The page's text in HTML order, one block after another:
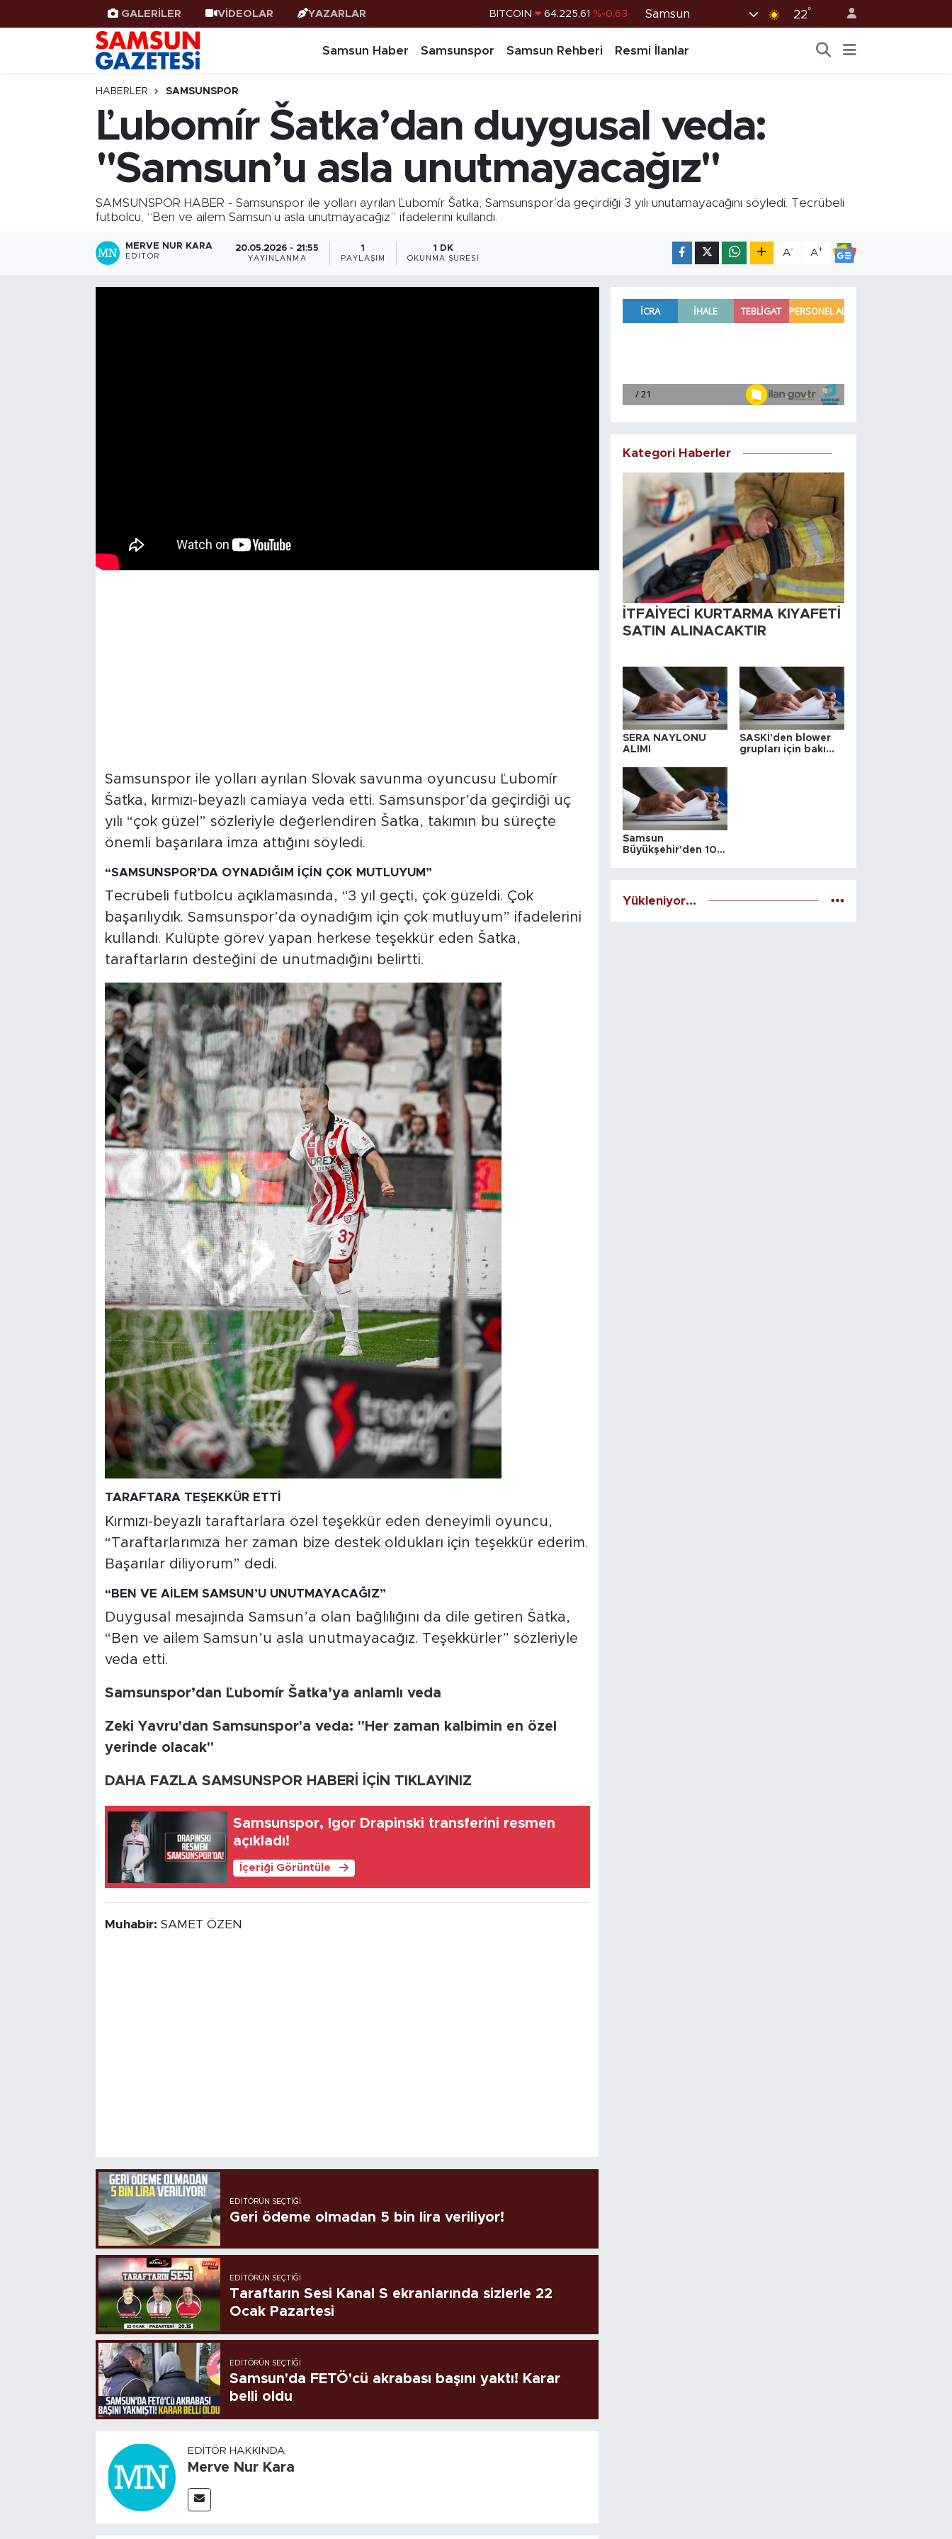
GALERİLER VİDEOLAR YAZARLAR DOLAR 47,7143 %0.16
BİST100 13.799 %70
BITCOIN 64.225,61 %-0.63
Samsun 22°
Samsun Haber Samsunspor Samsun Rehberi Resmi İlanlar
HABERLER SAMSUNSPOR
Ľubomír Šatka’dan duygusal veda:
"Samsun’u asla unutmayacağız"
SAMSUNSPOR HABER - Samsunspor ile yolları ayrılan Ľubomír Šatka, Samsunspor’da geçirdiği 3 yılı unutamayacağını söyledi. Tecrübeli
futbolcu, “Ben ve ailem Samsun’u asla unutmayacağız” ifadelerini kullandı.
MERVE NUR KARA
EDITÖR
20.05.2026 - 21:55
YAYINLANMA
1
PAYLAŞIM
1 DK
OKUNMA SÜRESI
A- A+
Samsunspor ile yolları ayrılan Slovak savunma oyuncusu Ľubomír
Šatka, kırmızı-beyazlı camiaya veda etti. Samsunspor’da geçirdiği üç
yılı “çok güzel” sözleriyle değerlendiren Šatka, takımın bu süreçte
önemli başarılara imza attığını söyledi.
“SAMSUNSPOR’DA OYNADIĞIM İÇİN ÇOK MUTLUYUM”
Tecrübeli futbolcu açıklamasında, “3 yıl geçti, çok güzeldi. Çok
başarılıydık. Samsunspor’da oynadığım için çok mutluyum” ifadelerini
kullandı. Kulüpte görev yapan herkese teşekkür eden Šatka,
taraftarların desteğini de unutmadığını belirtti.
TARAFTARA TEŞEKKÜR ETTİ
Kırmızı-beyazlı taraftarlara özel teşekkür eden deneyimli oyuncu,
“Taraftarlarımıza her zaman bize destek oldukları için teşekkür ederim.
Başarılar diliyorum” dedi.
“BEN VE AİLEM SAMSUN’U UNUTMAYACAĞIZ”
Duygusal mesajında Samsun’a olan bağlılığını da dile getiren Šatka,
“Ben ve ailem Samsun’u asla unutmayacağız. Teşekkürler” sözleriyle
veda etti.
Samsunspor’dan Ľubomír Šatka’ya anlamlı veda
Zeki Yavru'dan Samsunspor'a veda: "Her zaman kalbimin en özel
yerinde olacak"
DAHA FAZLA SAMSUNSPOR HABERİ İÇİN TIKLAYINIZ
Samsunspor, Igor Drapinski transferini resmen
açıkladı!
İçeriği Görüntüle
Muhabir: SAMET ÖZEN
EDITÖRÜN SEÇTIĞI
Geri ödeme olmadan 5 bin lira veriliyor!
EDITÖRÜN SEÇTIĞI
Taraftarın Sesi Kanal S ekranlarında sizlerle 22
Ocak Pazartesi
EDITÖRÜN SEÇTIĞI
Samsun'da FETÖ'cü akrabası başını yaktı! Karar
belli oldu
EDITÖR HAKKINDA
Merve Nur Kara
Kategori Haberler
İTFAİYECİ KURTARMA KIYAFETİ
SATIN ALINACAKTIR
SERA NAYLONU
ALIMI
SASKİ'den blower
grupları için bakım
Samsun
Büyükşehir'den 10
Yükleniyor...
Samsun Haber
Samsunspor
Resmi İlanlar
Samsun Nöbetçi Eczaneler
Samsun Hava Durumu
SAMSUN Namaz Vakitleri
Samsun Trafik Yoğunluk Haritası
Süper Lig Puan Durumu ve Fikstür